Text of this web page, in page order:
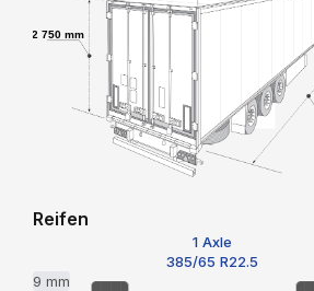
2 750 mm
Reifen
1 Axle
385/65 R22.5
9 mm